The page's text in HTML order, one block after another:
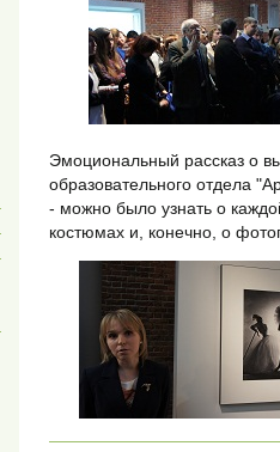
Эмоциональный рассказ о
образовательного отдела
- можно было узнать о
костюмах и, конечно, о